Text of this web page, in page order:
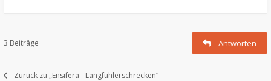
3 Beiträge Antworten
Zurück zu „Ensifera - Langfühlerschrecken“